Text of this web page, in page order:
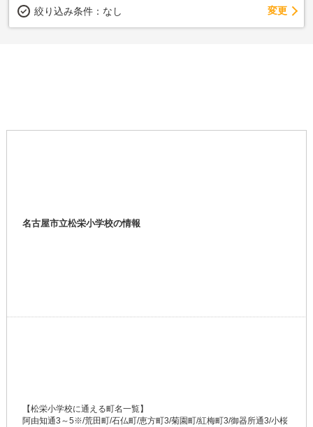
絞り込み条件： なし 変更
名古屋市立松栄小学校の情報
【松栄小学校に通える町名一覧】
阿由知通3～5※/荒田町/石仏町/恵方町3/菊園町/紅梅町3/御器所通3/小桜